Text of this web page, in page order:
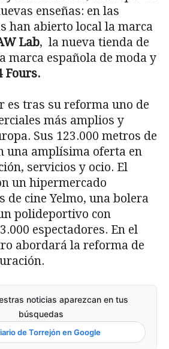
enseñas: en las
han abierto local la marca
Lab, la nueva tienda de
marca española de moda y
Fours.
es tras su reforma uno de
más amplios y
Sus 123.000 metros de
una amplísima oferta en
servicios y ocio. El
un hipermercado
de cine Yelmo, una bolera
polideportivo con
espectadores. En el
abordará la reforma de
noticias aparezcan en tus
búsquedas
de Torrejón en Google